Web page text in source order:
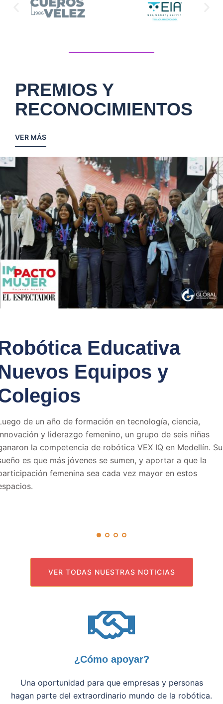
PREMIOS Y
RECONOCIMIENTOS
VER MÁS
Educativa
Equipos y
de un año de formación en tecnología, ciencia,
y liderazgo femenino, un grupo de seis niñas
la competencia de robótica VEX IQ en Medellín. Su
es que más jóvenes se sumen, y aportar a que la
femenina sea cada vez mayor en estos
VER TODAS NUESTRAS NOTICIAS
¿Cómo apoyar?
Una oportunidad para que empresas y personas
hagan parte del extraordinario mundo de la robótica.